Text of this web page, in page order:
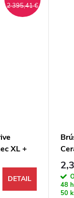
2 395,41 €
XL +
Bona
DETAIL
48
50